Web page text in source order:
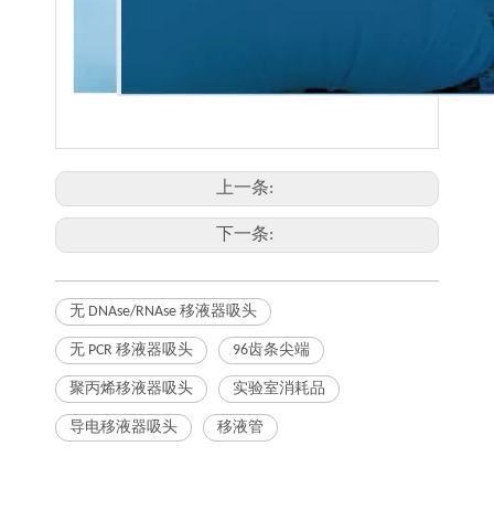
上一条:
下一条:
无 DNAse/RNAse 移液器吸头
无 PCR 移液器吸头 96齿条尖端
聚丙烯移液器吸头 实验室消耗品
导电移液器吸头 移液管